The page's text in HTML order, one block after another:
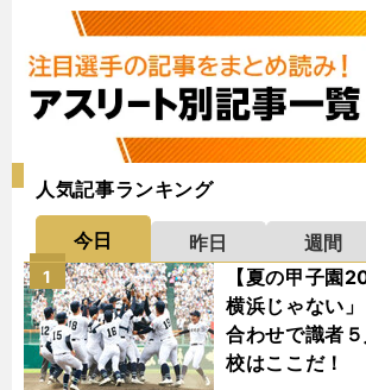
人気記事ランキング
今日 昨日 週間
【夏の甲子園
横浜じゃない
合わせで識者
校はここだ！
1